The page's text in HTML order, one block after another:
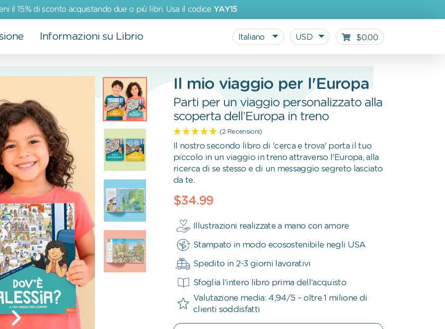
il 15% di sconto acquistando due o più libri. Usa il codice YAY15
Biglietti d'auguri
Informazioni su Librio
Più che un semplice libro
Impegno ambientale
Impegno sociale
Italiano USD $0.00
Il mio viaggio per l'Europa
Parti per un viaggio personalizzato alla
scoperta dell’Europa in treno
(2 Recensioni)
Il nostro secondo libro di 'cerca e trova' porta il tuo
piccolo in un viaggio in treno attraverso l'Europa, alla
ricerca di se stesso e di un messaggio segreto lasciato
da te.
$34.99
Illustrazioni realizzate a mano con amore
Stampato in modo ecosostenibile negli USA
Spedito in 2-3 giorni lavorativi
Sfoglia l’intero libro prima dell’acquisto
Valutazione media: 4,94/5 – oltre 1 milione di
clienti soddisfatti